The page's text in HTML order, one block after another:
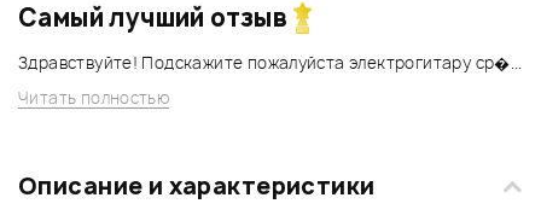
Самый лучший отзыв
Здравствуйте! Подскажите пожалуйста электрогитару ср�...
Читать полностью
Описание и характеристики